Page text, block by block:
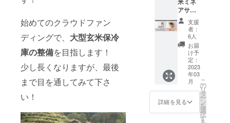
始めてのクラウドファン
ディングで、 大型玄米保冷
庫の整備を目指します！
少し長くなりますが、最後
まで目を通してみて下さ
い！
額の上
乗せ可
能で
す。上
乗せ支
援大歓
迎で
す！
アサヒ
満喫
セット
①】
KINO
ファー
ムで栽
培した
減農薬
特別栽
培米ミ
ネアサ
ヒ2kg
と、地
支援
者：
6人
お届
け予
定：
2023
年03
月
詳細を見る
こ
の
リ
タ
ー
ン
を
選
択
す